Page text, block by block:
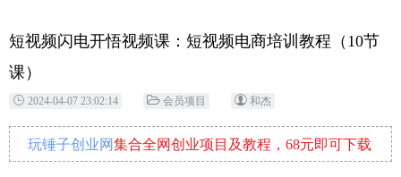
短视频闪电开悟视频课：短视频电商培训教程（10节
课）
2024-04-07 23:02:14 会员项目 和杰
玩锤子创业网集合全网创业项目及教程，68元即可下载